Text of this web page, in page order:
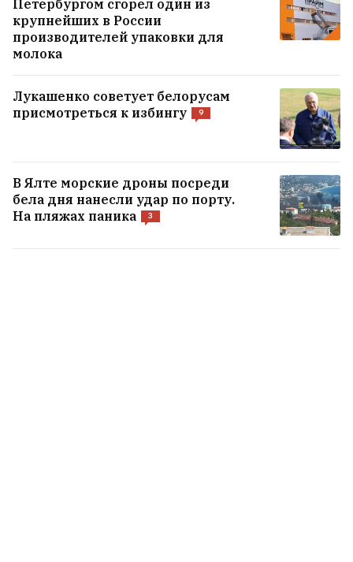
Петербургом сгорел один из
крупнейших в России
производителей упаковки для
молока
Лукашенко советует белорусам
присмотреться к избингу
9
В Ялте морские дроны посреди
бела дня нанесли удар по порту.
На пляжах паника
3